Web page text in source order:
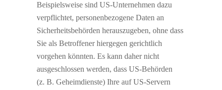
Beispielsweise sind US-Unternehmen dazu
verpflichtet, personenbezogene Daten an
Sicherheitsbehörden herauszugeben, ohne dass
Sie als Betroffener hiergegen gerichtlich
vorgehen könnten. Es kann daher nicht
ausgeschlossen werden, dass US-Behörden
(z. B. Geheimdienste) Ihre auf US-Servern